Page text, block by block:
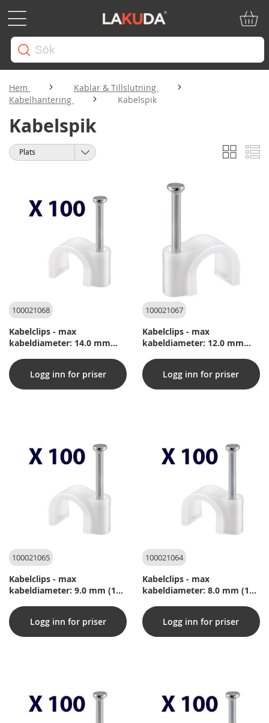
Hem
Kablar & Tillslutning
Kabelhantering
Kabelspik
Kabelspik
Visa
som
Rutnät
Sortera
100021068
Kabelclips - max
kabeldiameter: 14.0 mm
Logg inn for priser
100021067
Kabelclips - max
kabeldiameter: 12.0 mm
Logg inn for priser
100021065
Kabelclips - max
kabeldiameter: 9.0 mm (100
Logg inn for priser
100021064
Kabelclips - max
kabeldiameter: 8.0 mm (100
Logg inn for priser